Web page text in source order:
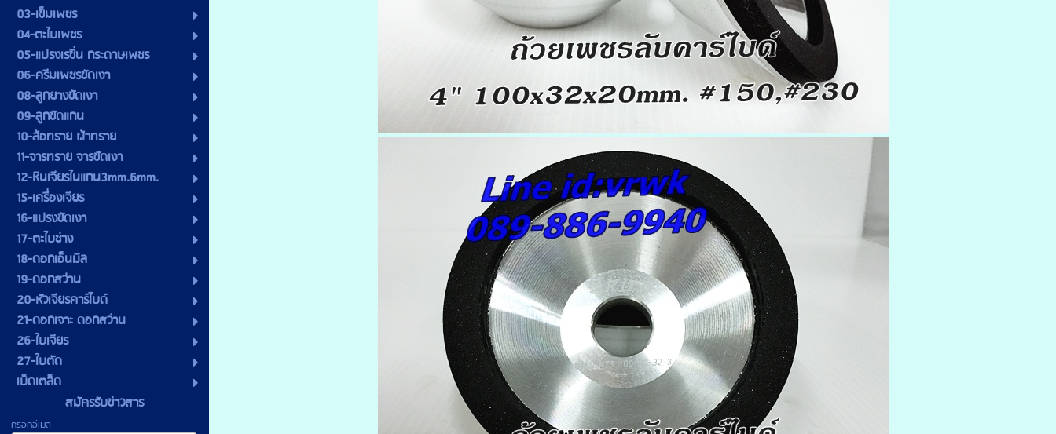
03-เข็มเพชร
04-ตะไบเพชร
05-แปรงเรซิ่น กระดาษเพชร
06-ครีมเพชรขัดเงา
08-ลูกยางขัดเงา
09-ลูกขัดแกน
10-ล้อทราย ผ้าทราย
11-จารทราย จารขัดเงา
12-หินเจียรไนแกน3mm.6mm.
15-เครื่องเจียร
16-แปรงขัดเงา
17-ตะไบช่าง
18-ดอกเอ็นมิล
19-ดอกสว่าน
20-หัวเจียรคาร์ไบด์
21-ดอกเจาะ ดอกสว่าน
26-ใบเจียร
27-ใบตัด
เบ็ดเตล็ด
สมัครรับข่าวสาร
กรอกอีเมล